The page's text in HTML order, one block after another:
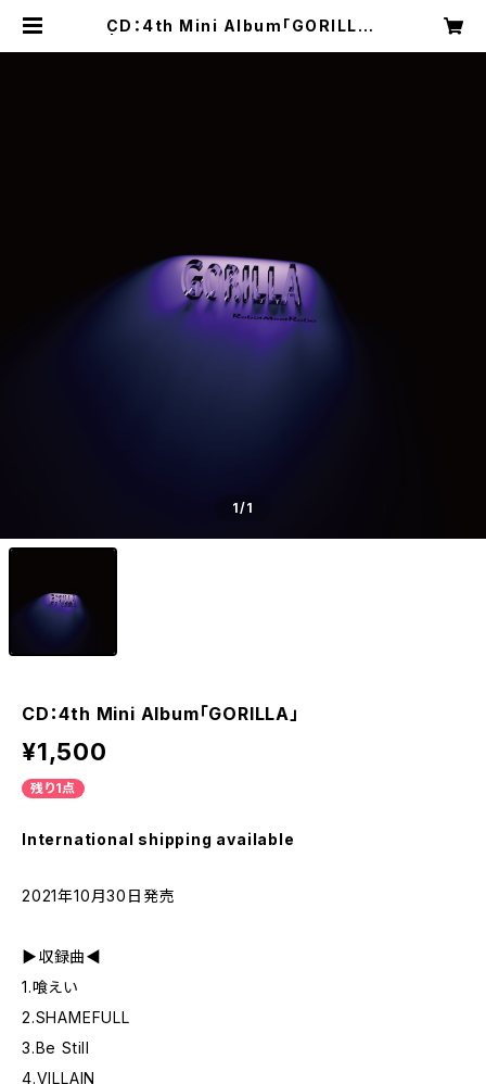
CD：4th Mini Album「GORILLA」
1/1
CD：4th Mini Album「GORILLA」
¥1,500
残り1点
International shipping available
2021年10月30日発売
▶収録曲◀
1.喰えい
2.SHAMEFULL
3.Be Still
4.VILLAIN